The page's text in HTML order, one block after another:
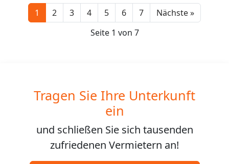
1 2 3 4 5 6 7 Nächste »Next
Seite 1 von 7
Tragen Sie Ihre Unterkunft
ein
und schließen Sie sich tausenden
zufriedenen Vermietern an!